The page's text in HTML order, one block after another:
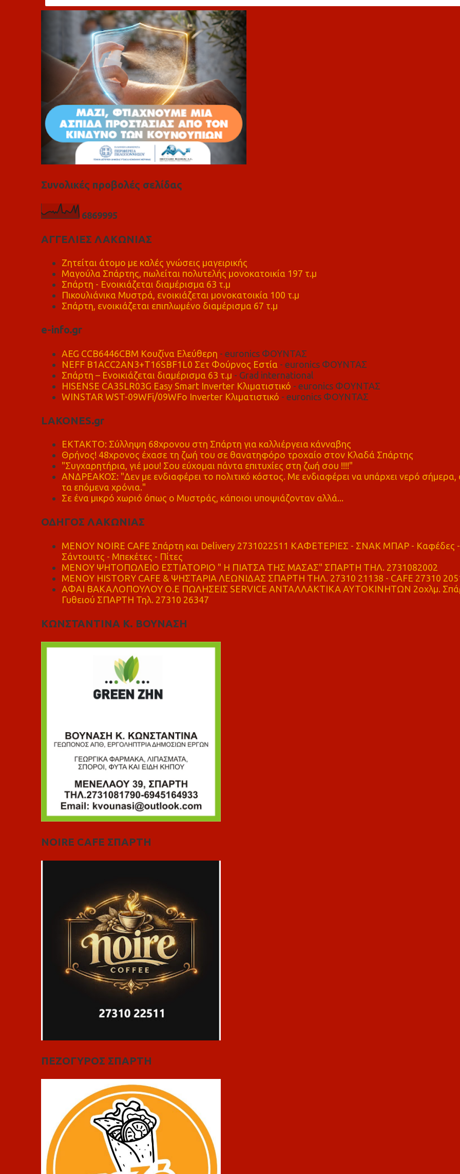
λ
Συνολικές προβολές σελίδας
6869995
ΑΓΓΕΛΙΕΣ ΛΑΚΩΝΙΑΣ
Ζητείται άτομο με καλές γνώσεις μαγειρικής
Μαγούλα Σπάρτης, πωλείται πολυτελής μονοκατοικία 197 τ.μ
Σπάρτη - Ενοικιάζεται διαμέρισμα 63 τ.μ
Πικουλιάνικα Μυστρά, ενοικιάζεται μονοκατοικία 100 τ.μ
Σπάρτη, ενοικιάζεται επιπλωμένο διαμέρισμα 67 τ.μ
e-info.gr
AEG CCB6446CBM Κουζίνα Ελεύθερη - euronics ΦΟΥΝΤΑΣ
NEFF B1ACC2AN3+T16SBF1L0 Σετ Φούρνος Εστία - euronics ΦΟΥΝΤΑΣ
Σπάρτη – Ενοικιάζεται διαμέρισμα 63 τ.μ - Grad international
HISENSE CA35LR03G Easy Smart Inverter Κλιματιστικό - euronics ΦΟΥΝΤΑΣ
WINSTAR WST-09WFi/09WFo Inverter Κλιματιστικό - euronics ΦΟΥΝΤΑΣ
LAKONES.gr
ΕΚΤΑΚΤΟ: Σύλληψη 68χρονου στη Σπάρτη για καλλιέργεια κάνναβης
Θρήνος! 48χρονος έχασε τη ζωή του σε θανατηφόρο τροχαίο στον Κλαδά Σπάρτης
"Συγχαρητήρια, γιέ μου! Σου εύχομαι πάντα επιτυχίες στη ζωή σου !!!!"
ΑΝΔΡΕΑΚΟΣ: "Δεν με ενδιαφέρει το πολιτικό κόστος. Με ενδιαφέρει να υπάρχει νερό σήμερα,
τα επόμενα χρόνια."
Σε ένα μικρό χωριό όπως ο Μυστράς, κάποιοι υποψιάζονταν αλλά...
ΟΔΗΓΟΣ ΛΑΚΩΝΙΑΣ
MENOY NOIRE CAFE Σπάρτη και Delivery 2731022511 ΚΑΦΕΤΕΡΙΕΣ - ΣΝΑΚ ΜΠΑΡ - Καφέδες -
Σάντουιτς - Μπεκέτες - Πίτες
ΜΕΝΟΥ ΨΗΤΟΠΩΛΕΙΟ ΕΣΤΙΑΤΟΡΙΟ " Η ΠΙΑΤΣΑ ΤΗΣ ΜΑΣΑΣ" ΣΠΑΡΤΗ ΤΗΛ. 2731082002
ΜΕΝΟΥ HISTORY CAFE & ΨΗΣΤΑΡΙΑ ΛΕΩΝΙΔΑΣ ΣΠΑΡΤΗ ΤΗΛ. 27310 21138 - CAFE 27310
ΑΦΑΙ ΒΑΚΑΛΟΠΟΥΛΟΥ Ο.Ε ΠΩΛΗΣΕΙΣ SERVICE ΑΝΤΑΛΛΑΚΤΙΚΑ ΑΥΤΟΚΙΝΗΤΩΝ 2οχλμ.
Γυθειού ΣΠΑΡΤΗ Τηλ. 27310 26347
ΚΩΝΣΤΑΝΤΙΝΑ Κ. ΒΟΥΝΑΣΗ
NOIRE CAFE ΣΠΑΡΤΗ
ΠΕΖΟΓΥΡΟΣ ΣΠΑΡΤΗ